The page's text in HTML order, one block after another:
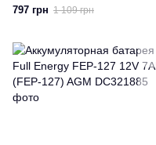
(BTVACGUOBTD2FCN01B)
797 грн 1 109 грн